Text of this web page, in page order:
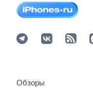
Обзоры